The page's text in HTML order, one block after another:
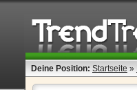
Deine Position: Startseite »